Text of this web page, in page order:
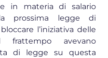
in materia di salario
prossima legge di
l’iniziativa delle
frattempo avevano
di legge su questa